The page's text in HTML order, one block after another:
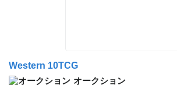
Western 10TCG
オークション